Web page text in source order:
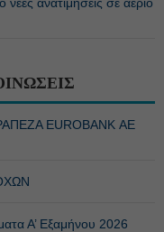
EUROBANK ΑΕ
Α’ Εξαμήνου 2026